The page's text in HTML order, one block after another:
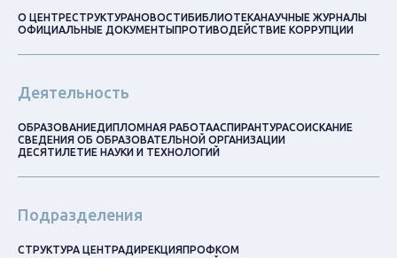
О ЦЕНТРЕСТРУКТУРАНОВОСТИБИБЛИОТЕКАНАУЧНЫЕ ЖУРНАЛЫ
ОФИЦИАЛЬНЫЕ ДОКУМЕНТЫПРОТИВОДЕЙСТВИЕ КОРРУПЦИИ
Деятельность
ОБРАЗОВАНИЕДИПЛОМНАЯ РАБОТААСПИРАНТУРАСОИСКАНИЕ
СВЕДЕНИЯ ОБ ОБРАЗОВАТЕЛЬНОЙ ОРГАНИЗАЦИИ
ДЕСЯТИЛЕТИЕ НАУКИ И ТЕХНОЛОГИЙ
Подразделения
СТРУКТУРА ЦЕНТРАДИРЕКЦИЯПРОФКОМ